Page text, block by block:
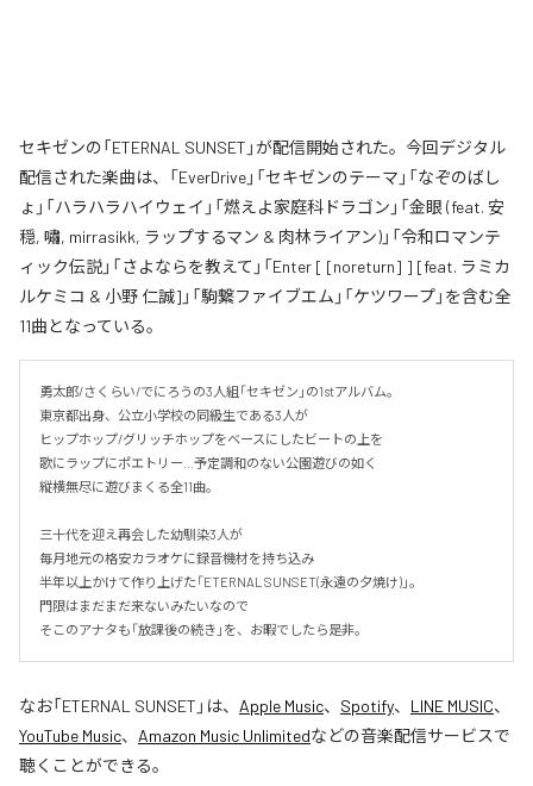
セキゼンの「ETERNAL SUNSET」が配信開始された。今回デジタル
配信された楽曲は、「EverDrive」「セキゼンのテーマ」「なぞのばし
ょ」「ハラハラハイウェイ」「燃えよ家庭科ドラゴン」「金眼 (feat. 安
穏, 嘯, mirrasikk, ラップするマン & 肉林ライアン)」「令和ロマンテ
ィック伝説」「さよならを教えて」「Enter [ [noreturn] ] [feat. ラミカ
ルケミコ & 小野 仁誠]」「駒繋ファイブエム」「ケツワープ」を含む全
11曲となっている。
勇太郎/さくらい/でにろうの3人組「セキゼン」の1stアルバム。
東京都出身、公立小学校の同級生である3人が
ヒップホップ/グリッチホップをベースにしたビートの上を
歌にラップにポエトリー…予定調和のない公園遊びの如く
縦横無尽に遊びまくる全11曲。
三十代を迎え再会した幼馴染3人が
毎月地元の格安カラオケに録音機材を持ち込み
半年以上かけて作り上げた「ETERNAL SUNSET(永遠の夕焼け)」。
門限はまだまだ来ないみたいなので
そこのアナタも「放課後の続き」を、お暇でしたら是非。
なお「ETERNAL SUNSET 」は、 Apple Music、 Spotify、 LINE MUSIC、
YouTube Music、 Amazon Music Unlimitedなどの音楽配信サービスで
聴くことができる。